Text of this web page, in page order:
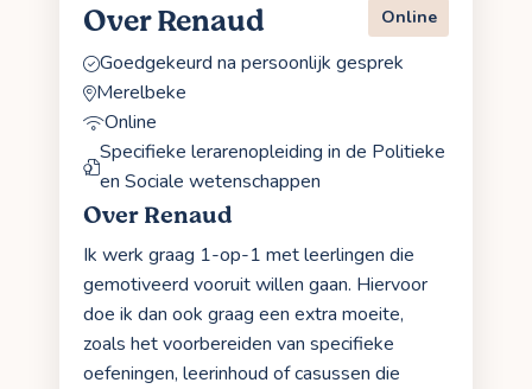
Over Renaud Online
Goedgekeurd na persoonlijk gesprek
Merelbeke
Online
Specifieke lerarenopleiding in de Politieke
en Sociale wetenschappen
Over Renaud
Ik werk graag 1-op-1 met leerlingen die
gemotiveerd vooruit willen gaan. Hiervoor
doe ik dan ook graag een extra moeite,
zoals het voorbereiden van specifieke
oefeningen, leerinhoud of casussen die